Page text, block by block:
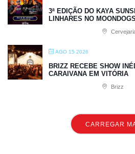
3ª EDIÇÃO DO KAYA
LINHARES NO
AGO 15 2026
BRIZZ RECEBE SHOW
CARAIVANA EM VITÓRIA
Brizz
CARREGAR